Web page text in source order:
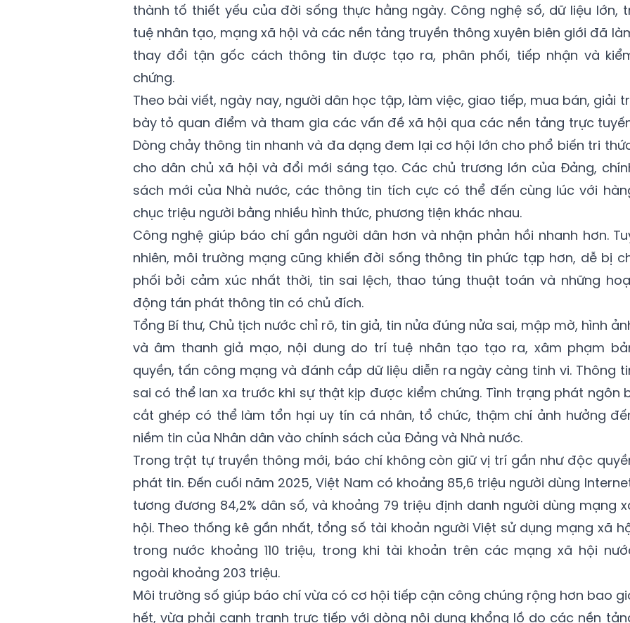
thành tố thiết yếu của đời sống thực hằng ngày. Công nghệ số, dữ liệu lớn,
tuệ nhân tạo, mạng xã hội và các nền tảng truyền thông xuyên biên giới đã
thay đổi tận gốc cách thông tin được tạo ra, phân phối, tiếp nhận và
chứng.
Theo bài viết, ngày nay, người dân học tập, làm việc, giao tiếp, mua bán, giải
bày tỏ quan điểm và tham gia các vấn đề xã hội qua các nền tảng trực
Dòng chảy thông tin nhanh và đa dạng đem lại cơ hội lớn cho phổ biến tri
cho dân chủ xã hội và đổi mới sáng tạo. Các chủ trương lớn của Đảng,
sách mới của Nhà nước, các thông tin tích cực có thể đến cùng lúc với
chục triệu người bằng nhiều hình thức, phương tiện khác nhau.
Công nghệ giúp báo chí gần người dân hơn và nhận phản hồi nhanh hơn.
nhiên, môi trường mạng cũng khiến đời sống thông tin phức tạp hơn, dễ bị
phối bởi cảm xúc nhất thời, tin sai lệch, thao túng thuật toán và những
động tán phát thông tin có chủ đích.
Tổng Bí thư, Chủ tịch nước chỉ rõ, tin giả, tin nửa đúng nửa sai, mập mờ, hình
và âm thanh giả mạo, nội dung do trí tuệ nhân tạo tạo ra, xâm phạm
quyền, tấn công mạng và đánh cắp dữ liệu diễn ra ngày càng tinh vi. Thông
sai có thể lan xa trước khi sự thật kịp được kiểm chứng. Tình trạng phát ngôn
cắt ghép có thể làm tổn hại uy tín cá nhân, tổ chức, thậm chí ảnh hưởng
niềm tin của Nhân dân vào chính sách của Đảng và Nhà nước.
Trong trật tự truyền thông mới, báo chí không còn giữ vị trí gần như độc
phát tin. Đến cuối năm 2025, Việt Nam có khoảng 85,6 triệu người dùng
tương đương 84,2% dân số, và khoảng 79 triệu định danh người dùng mạng
hội. Theo thống kê gần nhất, tổng số tài khoản người Việt sử dụng mạng xã
trong nước khoảng 110 triệu, trong khi tài khoản trên các mạng xã hội
ngoài khoảng 203 triệu.
Môi trường số giúp báo chí vừa có cơ hội tiếp cận công chúng rộng hơn bao
hết, vừa phải cạnh tranh trực tiếp với dòng nội dung khổng lồ do các nền